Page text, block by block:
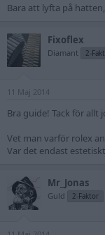
Bara att lyfta på
Fixoflex
Diamant 2-
11 Maj 2014
Bra guide! Tack för allt
Vet man varför rolex
Var det endast
Mr_Jonas
Guld 2-Faktor